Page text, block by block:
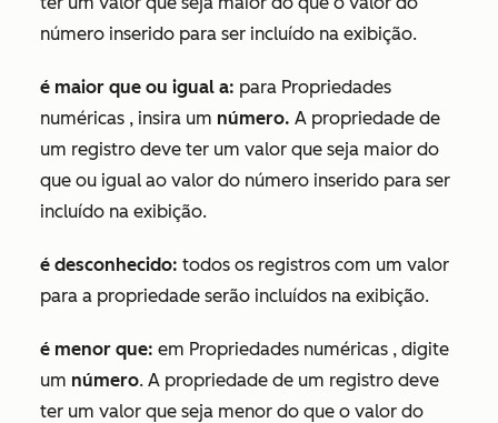
número inserido para ser incluído na exibição.
é maior que ou igual a: para Propriedades
numéricas , insira um número. A propriedade de
um registro deve ter um valor que seja maior do
que ou igual ao valor do número inserido para ser
incluído na exibição.
é desconhecido: todos os registros com um valor
para a propriedade serão incluídos na exibição.
é menor que: em Propriedades numéricas , digite
um número. A propriedade de um registro deve
ter um valor que seja menor do que o valor do